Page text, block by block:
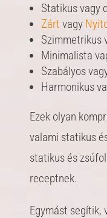
Statikus vagy
Zárt vagy
Szimmetrikus
Minimalista
Szabályos
Harmonikus
Ezek olyan
valami statikus
statikus és
receptnek.
Egymást segítik,